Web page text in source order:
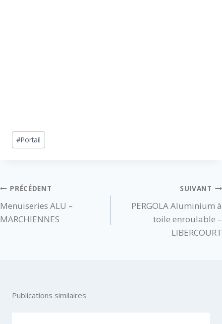
#Portail
PRÉCÉDENT
Menuiseries ALU –
MARCHIENNES
SUIVANT
PERGOLA Aluminium à
toile enroulable –
LIBERCOURT
Publications similaires